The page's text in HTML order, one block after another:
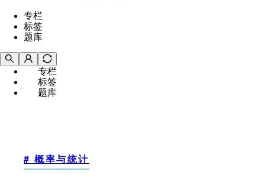
专栏
标签
题库
专栏
标签
题库
# 概率与统计